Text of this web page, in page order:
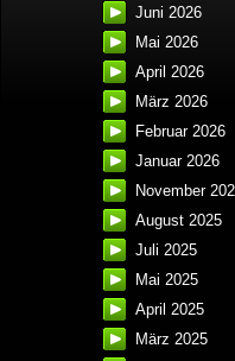
Juni 2026
Mai 2026
April 2026
März 2026
Februar 2026
Januar 2026
November
August 2025
Juli 2025
Mai 2025
April 2025
März 2025